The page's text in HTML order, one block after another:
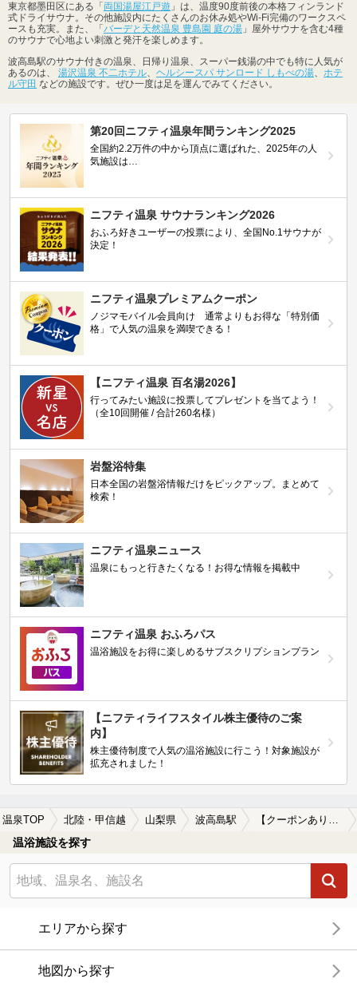
東京都墨田区にある「 両国湯屋江戸遊 」は、温度90度前後の本格フィンランド
式ドライサウナ。その他施設内にたくさんのお休み処やWi-Fi完備のワークスペ
ースも充実。また、「 バーデと天然温泉 豊島園 庭の湯 」屋外サウナを含む4種
のサウナで心地よい刺激と発汗を楽しめます。
波高島駅のサウナ付きの温泉、日帰り温泉、スーパー銭湯の中でも特に人気が
あるのは、 湯沢温泉 不二ホテル、 ヘルシースパ サンロード しもべの湯、 ホテ
ル守田 などの施設です。ぜひ一度は足を運んでみてください。
第20回ニフティ温泉年間ランキング2025
全国約2.2万件の中から頂点に選ばれた、2025年の人
気施設は…
ニフティ温泉 サウナランキング2026
おふろ好きユーザーの投票により、全国No.1サウナが
決定！
ニフティ温泉プレミアムクーポン
ノジマモバイル会員向け 通常よりもお得な「特別価
格」で人気の温泉を満喫できる！
【ニフティ温泉 百名湯2026】
行ってみたい施設に投票してプレゼントを当てよう！
（全10回開催 / 合計260名様）
岩盤浴特集
日本全国の岩盤浴情報だけをピックアップ。まとめて
検索！
ニフティ温泉ニュース
温泉にもっと行きたくなる！お得な情報を掲載中
ニフティ温泉 おふろパス
温浴施設をお得に楽しめるサブスクリプションプラン
【ニフティライフスタイル株主優待のご案
内】
株主優待制度で人気の温浴施設に行こう！対象施設が
拡充されました！
温泉TOP 北陸・甲信越 山梨県 波高島駅
温浴施設を探す
エリアから探す
地図から探す